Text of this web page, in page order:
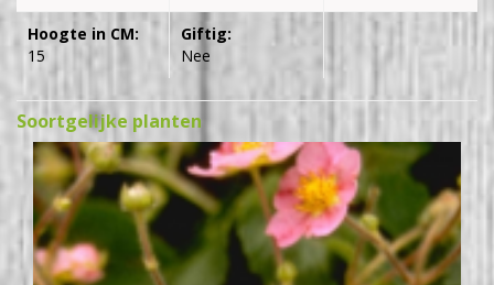
Hoogte in CM:
15
Giftig:
Nee
Soortgelijke planten